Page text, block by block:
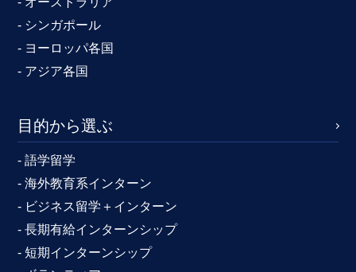
- シンガポール
- ヨーロッパ各国
- アジア各国
目的から選ぶ
- 語学留学
- 海外教育系インターン
- ビジネス留学＋インターン
- 長期有給インターンシップ
- 短期インターンシップ